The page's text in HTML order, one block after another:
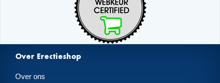
Over Erectieshop
Over ons